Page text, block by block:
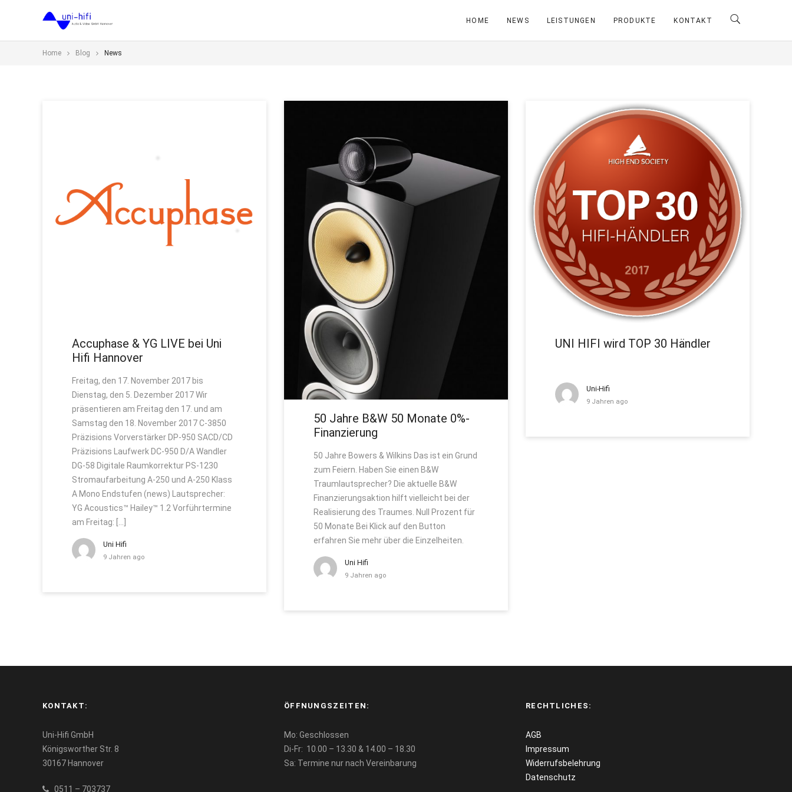
HOME NEWS LEISTUNGEN PRODUKTE KONTAKT
Home Blog News
Accuphase & YG LIVE bei Uni
Hifi Hannover
Freitag, den 17. November 2017 bis
Dienstag, den 5. Dezember 2017 Wir
präsentieren am Freitag den 17. und am
Samstag den 18. November 2017 C-3850
Präzisions Vorverstärker DP-950 SACD/CD
Präzisions Laufwerk DC-950 D/A Wandler
DG-58 Digitale Raumkorrektur PS-1230
Stromaufarbeitung A-250 und A-250 Klass
A Mono Endstufen (news) Lautsprecher:
YG Acoustics™ Hailey™ 1.2 Vorführtermine
am Freitag: […]
Uni Hifi
9 Jahren ago
50 Jahre B&W 50 Monate 0%-
Finanzierung
50 Jahre Bowers & Wilkins Das ist ein Grund
zum Feiern. Haben Sie einen B&W
Traumlautsprecher? Die aktuelle B&W
Finanzierungsaktion hilft vielleicht bei der
Realisierung des Traumes. Null Prozent für
50 Monate Bei Klick auf den Button
erfahren Sie mehr über die Einzelheiten.
Uni Hifi
9 Jahren ago
UNI HIFI wird TOP 30 Händler
Uni-Hifi
9 Jahren ago
KONTAKT:
Uni-Hifi GmbH
Königsworther Str. 8
30167 Hannover
0511 – 703737
ÖFFNUNGSZEITEN:
Mo: Geschlossen
Di-Fr: 10.00 – 13.30 & 14.00 – 18.30
Sa: Termine nur nach Vereinbarung
RECHTLICHES:
AGB
Impressum
Widerrufsbelehrung
Datenschutz